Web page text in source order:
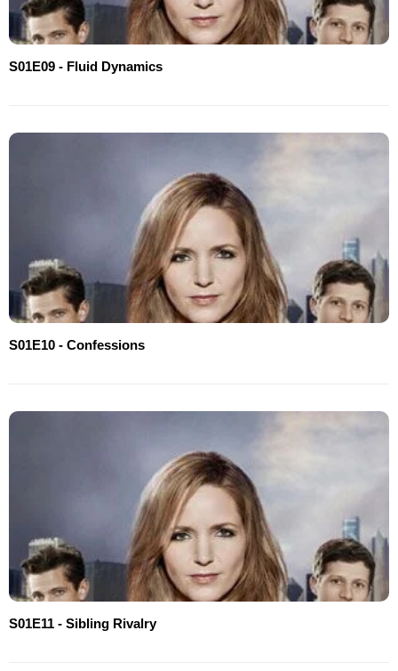
S01E09 - Fluid Dynamics
S01E10 - Confessions
S01E11 - Sibling Rivalry